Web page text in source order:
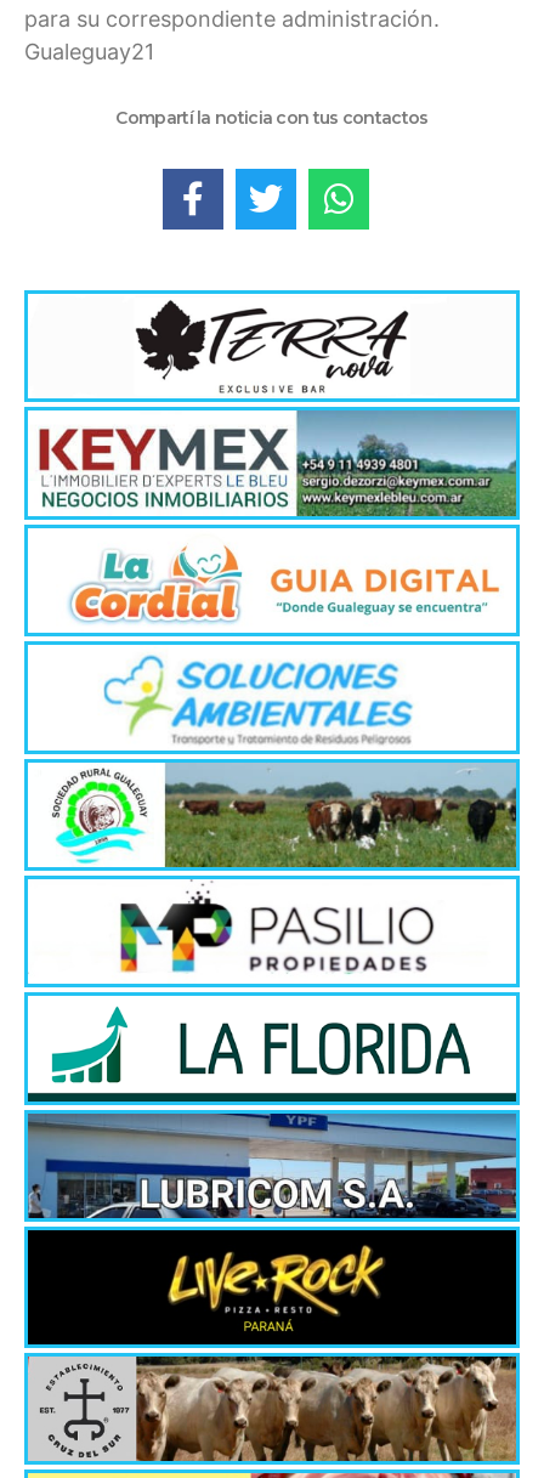
para su correspondiente administración.
Gualeguay21
Compartí la noticia con tus contactos